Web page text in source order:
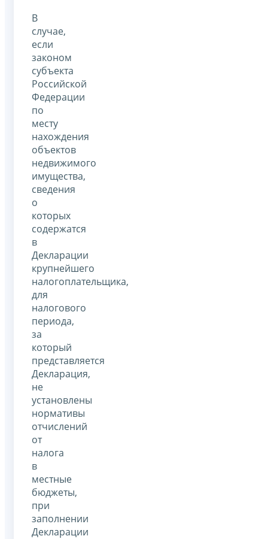
В
случае,
если
законом
субъекта
Российской
Федерации
по
месту
нахождения
объектов
недвижимого
имущества,
сведения
о
которых
содержатся
в
Декларации
крупнейшего
налогоплательщика,
для
налогового
периода,
за
который
представляется
Декларация,
не
установлены
нормативы
отчислений
от
налога
в
местные
бюджеты,
при
заполнении
Декларации